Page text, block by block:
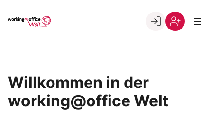
Go to landing page.
Welt
Willkommen in der
working@office Welt